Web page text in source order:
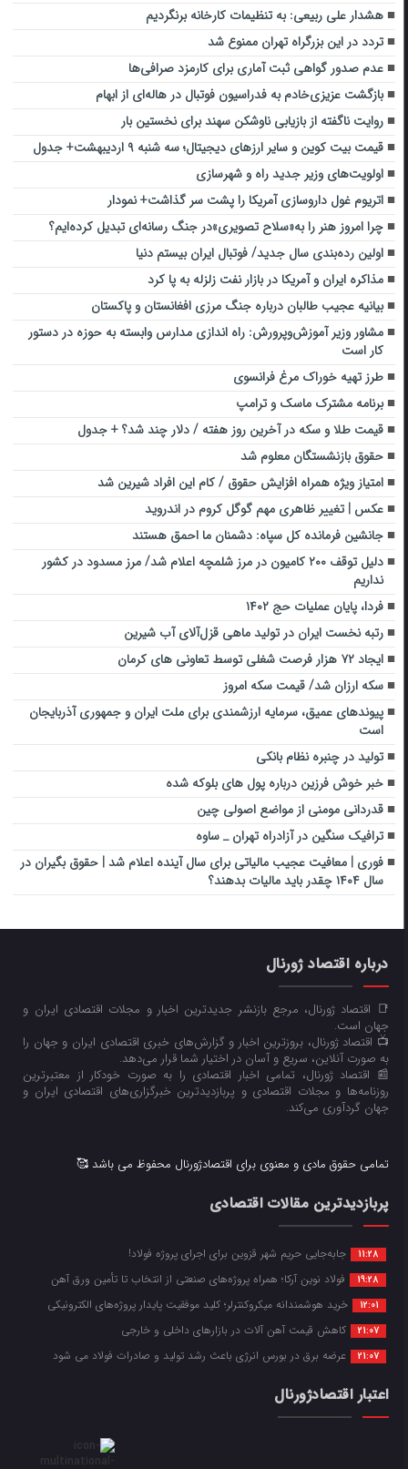
هشدار علی ربیعی: به تنظیمات کارخانه برنگردیم
تردد در این بزرگراه تهران ممنوع شد
عدم صدور گواهی ثبت آماری برای کارمزد صرافی‌ها
بازگشت عزیزی‌خادم به فدراسیون فوتبال در هاله‌ای از ابهام
روایت ‌ناگفته از بازیابی ناوشکن سهند برای نخستین بار
قیمت بیت کوین و سایر ارزهای دیجیتال؛ سه شنبه ۹ اردیبهشت+ جدول
اولویت‌های وزیر جدید راه و شهرسازی
اتریوم غول داروسازی آمریکا را پشت سر گذاشت+ نمودار
چرا امروز هنر را به«سلاح تصویری»در جنگ رسانه‌ای تبدیل کرده‌ایم؟
اولین رده‌بندی سال جدید/ فوتبال ایران بیستم دنیا
مذاکره ایران و آمریکا در بازار نفت زلزله به پا کرد
بیانیه عجیب طالبان درباره جنگ مرزی افغانستان و پاکستان
مشاور وزیر آموزش‌وپرورش: راه اندازی مدارس وابسته به حوزه در دستور
کار است
طرز تهیه خوراک مرغ فرانسوی
برنامه مشترک ماسک و ترامپ
قیمت طلا و سکه در آخرین روز هفته / دلار چند شد؟ + جدول
حقوق بازنشستگان معلوم شد
امتیاز ویژه همراه افزایش حقوق / کام این افراد شیرین شد
عکس | تغییر ظاهری مهم گوگل کروم در اندروید
جانشین فرمانده کل سپاه: دشمنان ما احمق هستند
دلیل توقف ۲۰۰ کامیون در مرز شلمچه اعلام شد/ مرز مسدود در کشور
نداریم
فردا، پایان عملیات حج ۱۴۰۲
رتبه نخست ایران در تولید ماهی قزل‌آلای آب شیرین
ایجاد ۷۲ هزار فرصت شغلی توسط تعاونی های کرمان
سکه ارزان شد/ قیمت سکه امروز
پیوندهای عمیق، سرمایه ارزشمندی برای ملت ایران و جمهوری آذربایجان
است
تولید در چنبره نظام بانکی
خبر خوش فرزین درباره پول های بلوکه شده
قدردانی مومنی از مواضع اصولی چین
ترافیک سنگین در آزادراه تهران _ ساوه
فوری | معافیت عجیب مالیاتی برای سال آینده اعلام شد | حقوق بگیران در
سال ۱۴۰۴ چقدر باید مالیات بدهند؟
درباره اقتصاد ژورنال
📑 اقتصاد ژورنال، مرجع بازنشر جدیدترین اخبار و مجلات اقتصادی ایران و
جهان است.
📺 اقتصاد ژورنال، بروزترین اخبار و گزارش‌های خبری اقتصادی ایران و جهان را
به صورت آنلاین، سریع و آسان در اختیار شما قرار می‌‌دهد.
📰 اقتصاد ژورنال، تمامی اخبار اقتصادی را به صورت خودکار از معتبرترین
روزنامه‌ها و مجلات اقتصادی و پربازدیدترین خبرگزاری‌های اقتصادی ایران و
جهان گردآوری می‌کند.
تمامی حقوق مادی و معنوی برای اقتصادژورنال محفوظ می باشد 🥰
پربازدیدترین مقالات اقتصادی
11:28 جابه‌جایی حریم شهر قزوین برای اجرای پروژه فولاد!
19:28 فولاد نوین آرکا؛ همراه پروژه‌های صنعتی از انتخاب تا تأمین ورق آهن
12:01 خرید هوشمندانه میکروکنترلر؛ کلید موفقیت پایدار پروژه‌های الکترونیکی
21:07 کاهش قیمت آهن آلات در بازارهای داخلی و خارجی
21:07 عرضه برق در بورس انرژی باعث رشد تولید و صادرات فولاد می شود
اعتبار اقتصادژورنال